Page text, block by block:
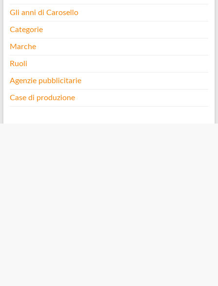
Gli anni di Carosello
Categorie
Marche
Ruoli
Agenzie pubblicitarie
Case di produzione